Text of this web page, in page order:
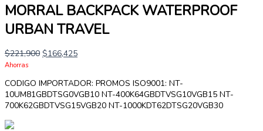
MORRAL BACKPACK WATERPROOF
URBAN TRAVEL
$221,900 $166,425
Ahorras
CODIGO IMPORTADOR: PROMOS ISO9001: NT-
10UM81GBDTSG0VGB10 NT-400K64GBDTVSG10VGB15 NT-
700K62GBDTVSG15VGB20 NT-1000KDT62DTSG20VGB30